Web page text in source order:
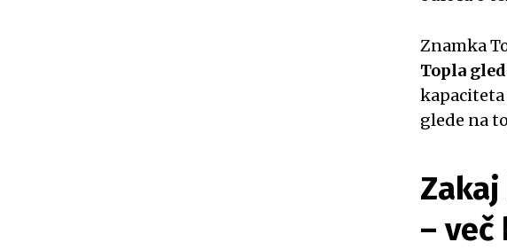
Znamka
Topla
kapaciteta
glede na
– več